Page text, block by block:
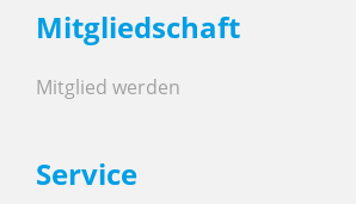
Mitgliedschaft
Mitglied werden
Service